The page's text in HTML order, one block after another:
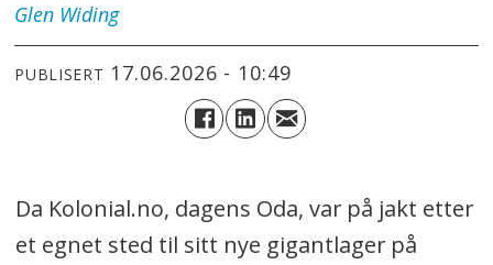
Glen Widing
PUBLISERT 17.06.2026 - 10:49
Da Kolonial.no, dagens Oda, var på jakt etter
et egnet sted til sitt nye gigantlager på